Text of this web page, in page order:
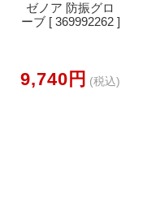
ゼノア 防振グロ
ーブ [ 369992262 ]
9,740円 (税込)